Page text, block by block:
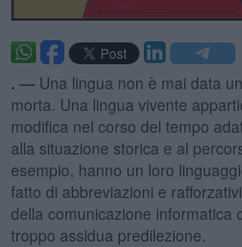
. — Una lingua non è mai data
morta. Una lingua vivente
modifica nel corso del tempo
alla situazione storica e al
esempio, hanno un loro
fatto di abbreviazioni e
della comunicazione informatica
troppo assidua predilezione.